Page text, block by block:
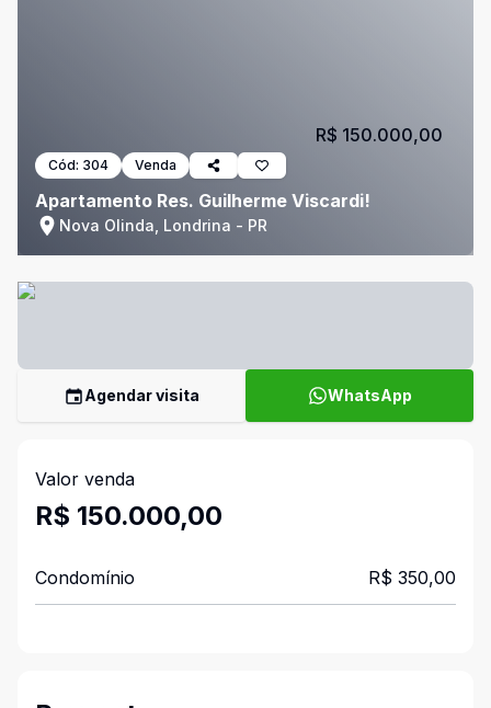
Cód: 304 Venda
Apartamento Res. Guilherme Viscardi!
Nova Olinda, Londrina - PR
R$ 150.000,00
Agendar visita WhatsApp
Valor venda
R$ 150.000,00
Condomínio R$ 350,00